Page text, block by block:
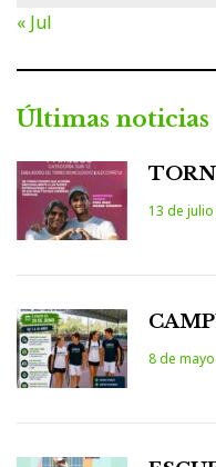
« Jul
Últimas noticias
13 de
8 de